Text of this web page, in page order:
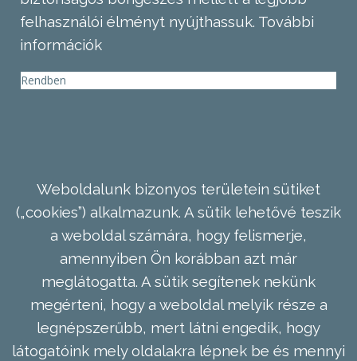
felhasználói élményt nyújthassuk. További
információk
Rendben
Weboldalunk bizonyos területein sütiket
(„cookies”) alkalmazunk. A sütik lehetővé teszik
a weboldal számára, hogy felismerje,
amennyiben Ön korábban azt már
meglátogatta. A sütik segítenek nekünk
megérteni, hogy a weboldal melyik része a
legnépszerűbb, mert látni engedik, hogy
látogatóink mely oldalakra lépnek be és mennyi